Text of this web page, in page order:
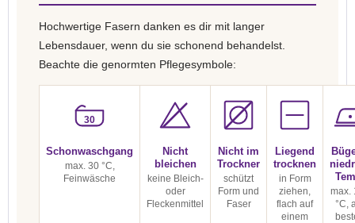
Hochwertige Fasern danken es dir mit langer
Lebensdauer, wenn du sie schonend behandelst.
Beachte die genormten Pflegesymbole:
30
Schonwaschgang
max. 30 °C,
Feinwäsche
Nicht
bleichen
keine Bleich-
oder
Fleckenmittel
Nicht im
Trockner
schützt
Form und
Faser
Liegend
trocknen
in Form
ziehen,
flach auf
einem
max.
°C,